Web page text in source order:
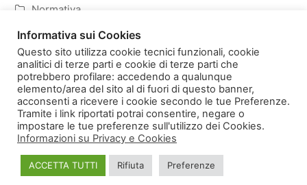
Normativa
Homepage
Copyright
Informativa sulla Privacy e Cookies
Informativa sui Cookies
Questo sito utilizza cookie tecnici funzionali, cookie
analitici di terze parti e cookie di terze parti che
potrebbero profilare: accedendo a qualunque
elemento/area del sito al di fuori di questo banner,
acconsenti a ricevere i cookie secondo le tue Preferenze.
Tramite i link riportati potrai consentire, negare o
impostare le tue preferenze sull'utilizzo dei Cookies.
Informazioni su Privacy e Cookies
ACCETTA TUTTI Rifiuta Preferenze